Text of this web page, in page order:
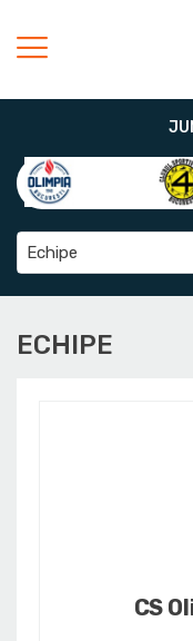
Echipe
ECHIPE
CS